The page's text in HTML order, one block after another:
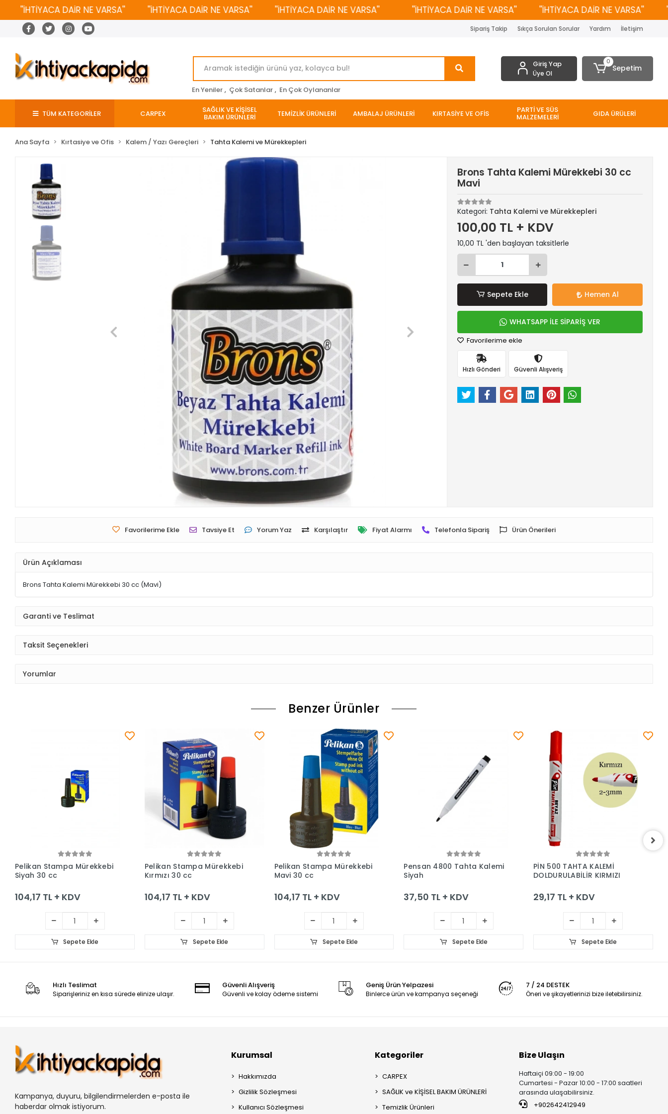
''İHTİYACA DAİR NE VARSA'' ''İHTİYACA DAİR NE VARSA'' ''İHTİYACA DAİR NE VARSA'' ''İHTİYACA DAİR NE VARSA'' ''İHTİYACA DAİR NE VARSA''
Sipariş Takip Sıkça Sorulan Sorular Yardım İletişim
En Yeniler , Çok Satanlar , En Çok Oylananlar
Giriş Yap
Üye Ol
0
Sepetim
TÜM KATEGORİLER CARPEX SAĞLIK VE KİŞİSEL
BAKIM ÜRÜNLERİ TEMİZLİK ÜRÜNLERİ AMBALAJ ÜRÜNLERİ KIRTASİYE VE OFİS PARTİ VE SÜS
MALZEMELERİ GIDA ÜRÜLERİ
Ana Sayfa Kırtasiye ve Ofis Kalem / Yazı Gereçleri Tahta Kalemi ve Mürekkepleri
Brons Tahta Kalemi Mürekkebi 30 cc
Mavi
Kategori: Tahta Kalemi ve Mürekkepleri
100,00 TL + KDV
10,00 TL 'den başlayan taksitlerle
Sepete Ekle Hemen Al
WHATSAPP İLE SİPARİŞ VER
Favorilerime ekle
Hızlı Gönderi Güvenli Alışveriş
Favorilerime Ekle Tavsiye Et Yorum Yaz Karşılaştır Fiyat Alarmı Telefonla Sipariş Ürün Önerileri
Ürün Açıklaması
Brons Tahta Kalemi Mürekkebi 30 cc (Mavi)
Garanti ve Teslimat
Taksit Seçenekleri
Yorumlar
Benzer Ürünler
Sepete Ekle
Pelikan Stampa Mürekkebi
Siyah 30 cc
104,17 TL + KDV
Sepete Ekle
Sepete Ekle
Pelikan Stampa Mürekkebi
Kırmızı 30 cc
104,17 TL + KDV
Sepete Ekle
Sepete Ekle
Pelikan Stampa Mürekkebi
Mavi 30 cc
104,17 TL + KDV
Sepete Ekle
Sepete Ekle
Pensan 4800 Tahta Kalemi
Siyah
37,50 TL + KDV
Sepete Ekle
Sepete Ekle
PİN 500 TAHTA KALEMİ
DOLDURULABİLİR KIRMIZI
29,17 TL + KDV
Sepete Ekle
Hızlı Teslimat
Siparişleriniz en kısa sürede elinize ulaşır.
Güvenli Alışveriş
Güvenli ve kolay ödeme sistemi
Geniş Ürün Yelpazesi
Binlerce ürün ve kampanya seçeneği
7 / 24 DESTEK
Öneri ve şikayetlerinizi bize iletebilirsiniz.
Kampanya, duyuru, bilgilendirmelerden e-posta ile
haberdar olmak istiyorum.
Kurumsal
Hakkımızda
Gizlilik Sözleşmesi
Kullanıcı Sözleşmesi
Kategoriler
CARPEX
SAĞLIK ve KİŞİSEL BAKIM ÜRÜNLERİ
Temizlik Ürünleri
Bize Ulaşın
Haftaiçi 09:00 - 19:00
Cumartesi - Pazar 10:00 - 17:00 saatleri
arasında ulaşabilirsiniz.
+902642412949